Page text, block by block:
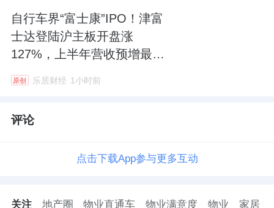
自行车界“富士康”IPO！津富
士达登陆沪主板开盘涨
127%，上半年营收预增最高
26%
原创 乐居财经 1小时前
评论
点击下载App参与更多互动
关注 地产圈 物业直通车 物业满意度 物业 家居